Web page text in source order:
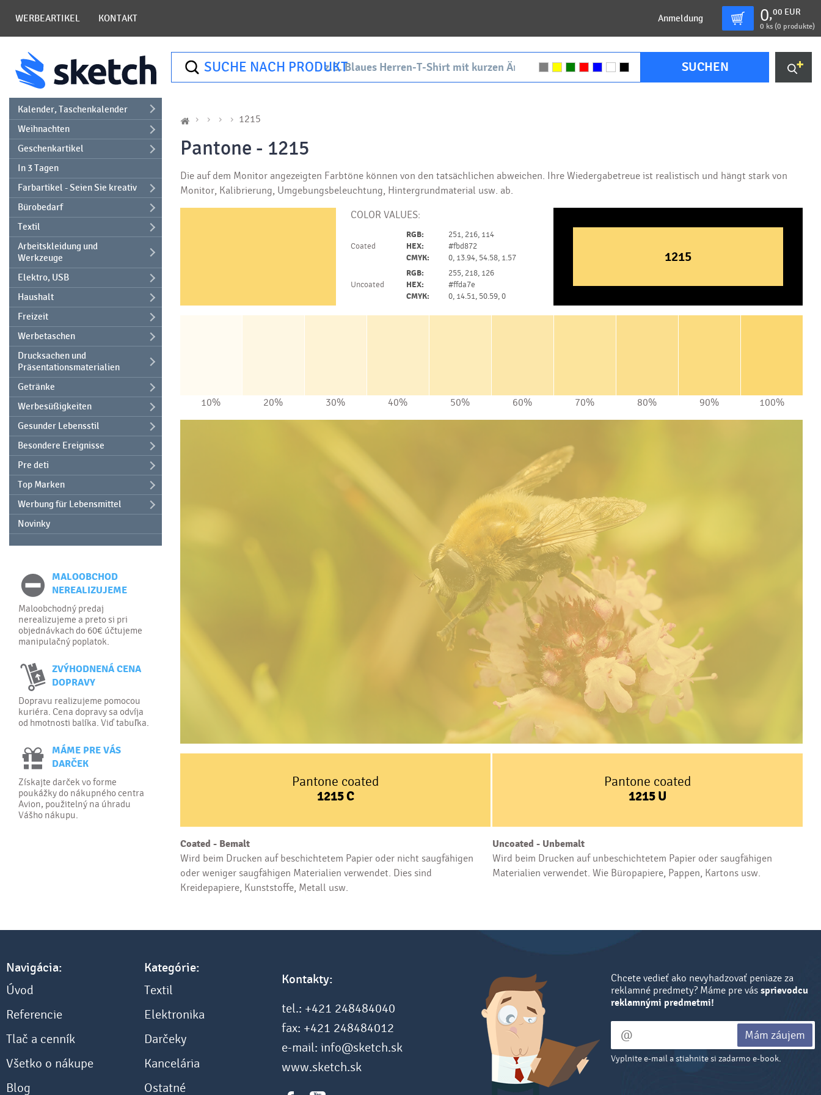
WERBEARTIKEL KONTAKT Anmeldung 0,00 EUR
0 ks (0 produkte)
SUCHE NACH PRODUKT SUCHEN
Kalender, Taschenkalender
Weihnachten
Geschenkartikel
In 3 Tagen
Farbartikel - Seien Sie kreativ
Bürobedarf
Textil
Arbeitskleidung und
Werkzeuge
Elektro, USB
Haushalt
Freizeit
Werbetaschen
Drucksachen und
Präsentationsmaterialien
Getränke
Werbesüßigkeiten
Gesunder Lebensstil
Besondere Ereignisse
Pre deti
Top Marken
Werbung für Lebensmittel
Novinky
MALOOBCHOD
NEREALIZUJEME
Maloobchodný predaj
nerealizujeme a preto si pri
objednávkach do 60€ účtujeme
manipulačný poplatok.
ZVÝHODNENÁ CENA
DOPRAVY
Dopravu realizujeme pomocou
kuriéra. Cena dopravy sa odvíja
od hmotnosti balíka. Viď tabuľka.
MÁME PRE VÁS
DARČEK
Získajte darček vo forme
poukážky do nákupného centra
Avion, použitelný na úhradu
Vášho nákupu.
1215
Pantone - 1215
Die auf dem Monitor angezeigten Farbtöne können von den tatsächlichen abweichen. Ihre Wiedergabetreue ist realistisch und hängt stark von
Monitor, Kalibrierung, Umgebungsbeleuchtung, Hintergrundmaterial usw. ab.
COLOR VALUES:
Coated
RGB:
HEX:
CMYK:
251, 216, 114
#fbd872
0, 13.94, 54.58, 1.57
Uncoated
RGB:
HEX:
CMYK:
255, 218, 126
#ffda7e
0, 14.51, 50.59, 0
1215
10% 20% 30% 40% 50% 60% 70% 80% 90% 100%
Pantone coated
1215C
Coated - Bemalt
Wird beim Drucken auf beschichtetem Papier oder nicht saugfähigen
oder weniger saugfähigen Materialien verwendet. Dies sind
Kreidepapiere, Kunststoffe, Metall usw.
Pantone coated
1215U
Uncoated - Unbemalt
Wird beim Drucken auf unbeschichtetem Papier oder saugfähigen
Materialien verwendet. Wie Büropapiere, Pappen, Kartons usw.
Navigácia:
Úvod
Referencie
Tlač a cenník
Všetko o nákupe
Blog
Kategórie:
Textil
Elektronika
Darčeky
Kancelária
Ostatné
Kontakty:
tel.: +421 248484040
fax: +421 248484012
e-mail: info@sketch.sk
www.sketch.sk
Chcete vedieť ako nevyhadzovať peniaze za
reklamné predmety? Máme pre vás sprievodcu
reklamnými predmetmi!
Mám záujem
Vyplnite e-mail a stiahnite si zadarmo e-book.